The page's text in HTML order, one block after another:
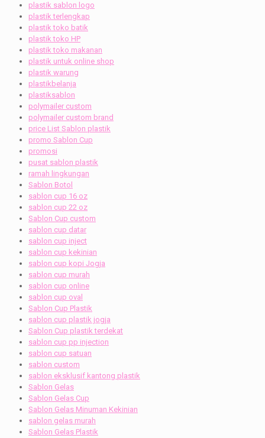
plastik sablon logo
plastik terlengkap
plastik toko batik
plastik toko HP
plastik toko makanan
plastik untuk online shop
plastik warung
plastikbelanja
plastiksablon
polymailer custom
polymailer custom brand
price List Sablon plastik
promo Sablon Cup
promosi
pusat sablon plastik
ramah lingkungan
Sablon Botol
sablon cup 16 oz
sablon cup 22 oz
Sablon Cup custom
sablon cup datar
sablon cup inject
sablon cup kekinian
sablon cup kopi Jogja
sablon cup murah
sablon cup online
sablon cup oval
Sablon Cup Plastik
sablon cup plastik jogja
Sablon Cup plastik terdekat
sablon cup pp injection
sablon cup satuan
sablon custom
sablon eksklusif kantong plastik
Sablon Gelas
Sablon Gelas Cup
Sablon Gelas Minuman Kekinian
sablon gelas murah
Sablon Gelas Plastik